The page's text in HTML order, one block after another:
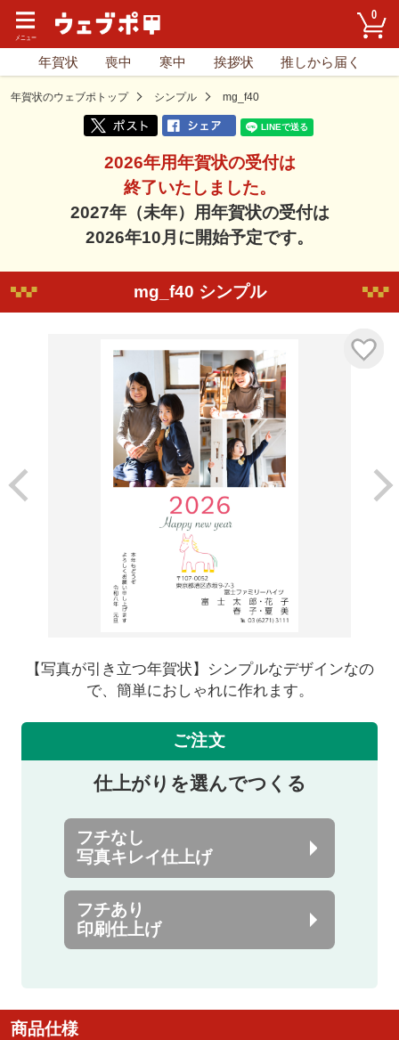
0
年賀状 喪中 寒中 挨拶状 推しから届く
年賀状のウェブポトップ シンプル mg_f40
2026年用年賀状の受付は
終了いたしました。
2027年（未年）用年賀状の受付は
2026年10月に開始予定です。
mg_f40 シンプル
【写真が引き立つ年賀状】シンプルなデザインなの
で、簡単におしゃれに作れます。
ご注文
仕上がりを選んでつくる
フチなし
写真キレイ仕上げ
フチあり
印刷仕上げ
商品仕様